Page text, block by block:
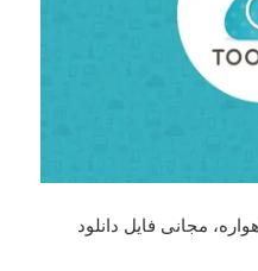
مجانی فایل دانلود